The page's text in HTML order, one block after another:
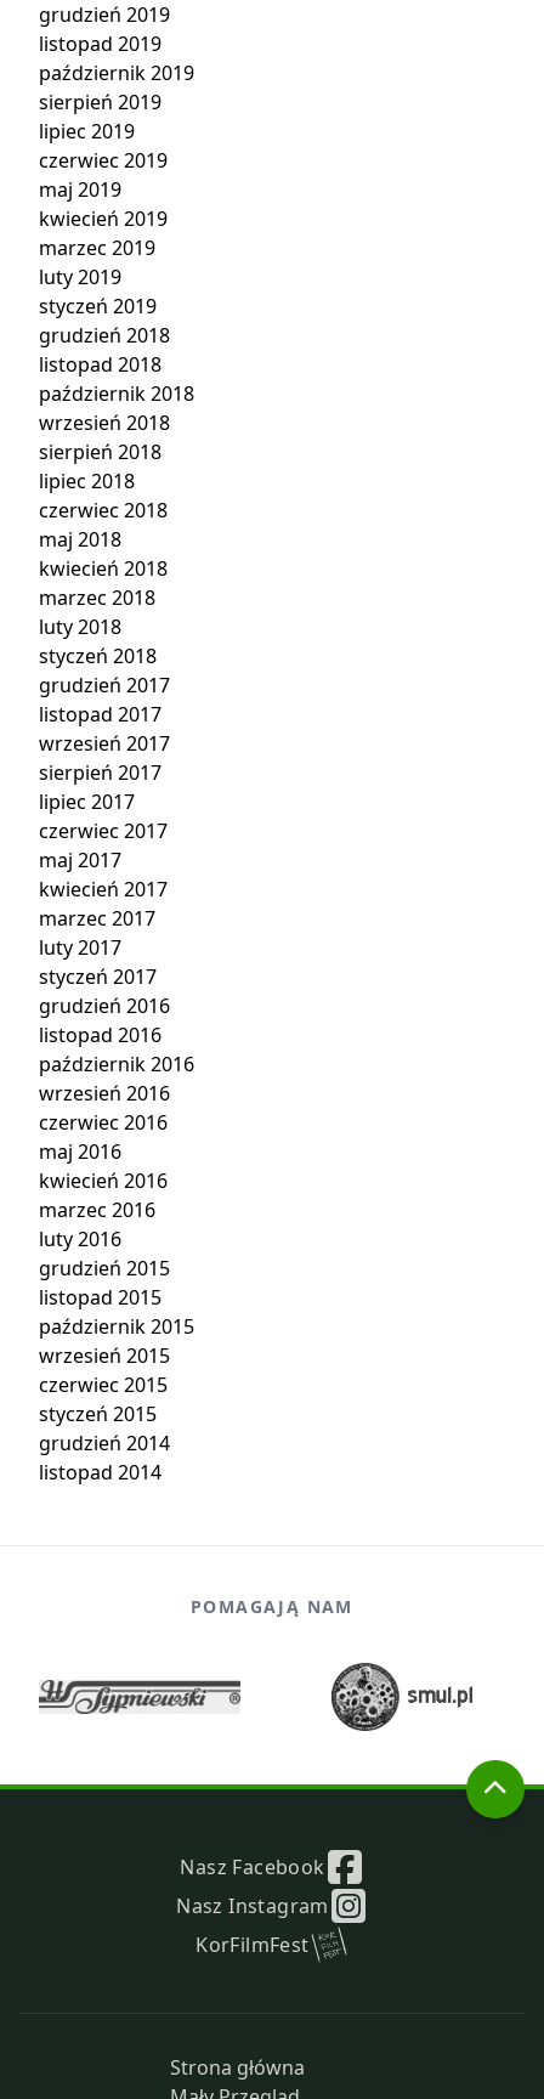
grudzień 2019
listopad 2019
październik 2019
sierpień 2019
lipiec 2019
czerwiec 2019
maj 2019
kwiecień 2019
marzec 2019
luty 2019
styczeń 2019
grudzień 2018
listopad 2018
październik 2018
wrzesień 2018
sierpień 2018
lipiec 2018
czerwiec 2018
maj 2018
kwiecień 2018
marzec 2018
luty 2018
styczeń 2018
grudzień 2017
listopad 2017
wrzesień 2017
sierpień 2017
lipiec 2017
czerwiec 2017
maj 2017
kwiecień 2017
marzec 2017
luty 2017
styczeń 2017
grudzień 2016
listopad 2016
październik 2016
wrzesień 2016
czerwiec 2016
maj 2016
kwiecień 2016
marzec 2016
luty 2016
grudzień 2015
listopad 2015
październik 2015
wrzesień 2015
czerwiec 2015
styczeń 2015
grudzień 2014
listopad 2014
POMAGAJĄ NAM
Nasz Facebook
Nasz Instagram
KorFilmFest
Strona główna